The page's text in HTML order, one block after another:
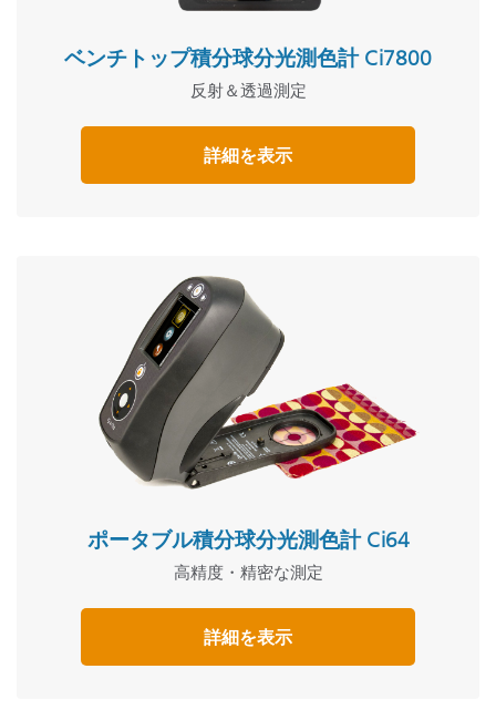
ベンチトップ積分球分光測色計 Ci7800
反射＆透過測定
詳細を表示
ポータブル積分球分光測色計 Ci64
高精度・精密な測定
詳細を表示